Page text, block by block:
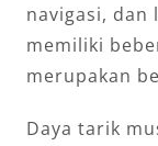
navigasi, dan
memiliki
merupakan
Daya tarik